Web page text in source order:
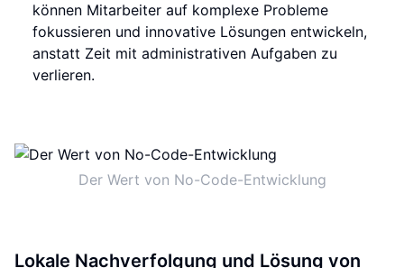
können Mitarbeiter auf komplexe Probleme
fokussieren und innovative Lösungen entwickeln,
anstatt Zeit mit administrativen Aufgaben zu
verlieren.
Der Wert von No-Code-Entwicklung
Lokale Nachverfolgung und Lösung von